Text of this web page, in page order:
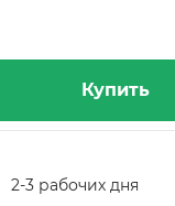
Купить
2-3 рабочих дня